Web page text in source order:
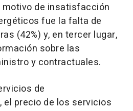
motivo de insatisfacción
fue la falta de
(42%) y, en tercer lugar,
sobre las
y contractuales.
de
precio de los servicios